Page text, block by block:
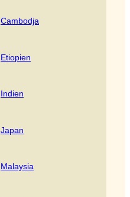
Cambodja
Etiopien
Indien
Japan
Malaysia